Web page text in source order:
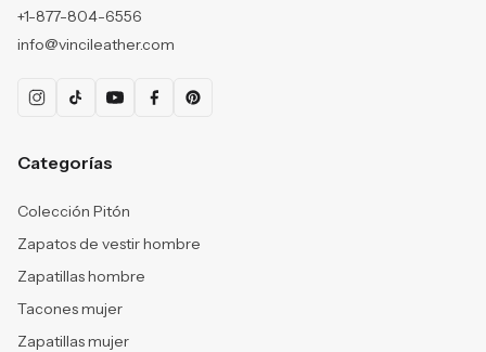
+1-877-804-6556
info@vincileather.com
Categorías
Colección Pitón
Zapatos de vestir hombre
Zapatillas hombre
Tacones mujer
Zapatillas mujer